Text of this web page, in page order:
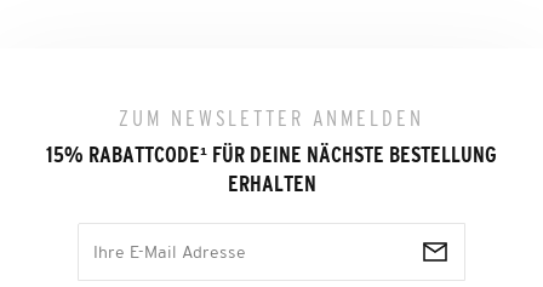
ZUM NEWSLETTER ANMELDEN
15% RABATTCODE¹ FÜR DEINE NÄCHSTE BESTELLUNG
ERHALTEN